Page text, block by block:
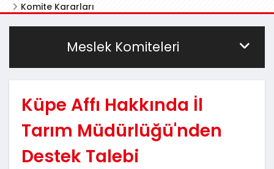
Komite Kararları
Meslek Komiteleri
Küpe Affı Hakkında İl
Tarım Müdürlüğü'nden
Destek Talebi